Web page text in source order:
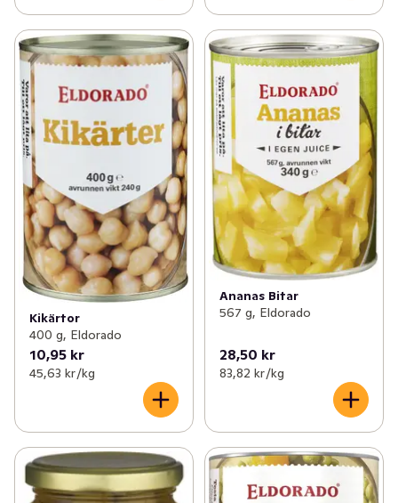
Kikärtor
400 g, Eldorado
10,95 kr
45,63 kr /kg
Ananas Bitar
567 g, Eldorado
28,50 kr
83,82 kr /kg